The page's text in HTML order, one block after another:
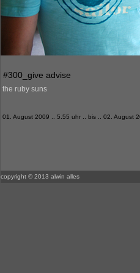
#300_give advise
the ruby suns
01. August 2009 .. 5.55 uhr .. bis .. 02. August
copyright © 2013 alwin alles